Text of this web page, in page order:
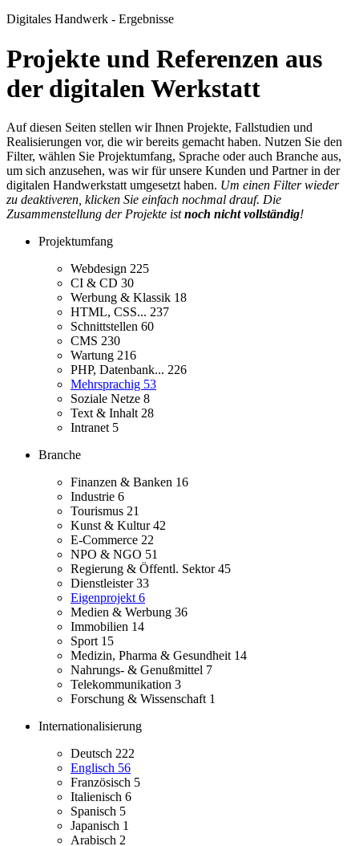
Digitales Handwerk - Ergebnisse
Projekte und Referenzen aus
der digitalen Werkstatt
Auf diesen Seiten stellen wir Ihnen Projekte, Fallstudien und
Realisierungen vor, die wir bereits gemacht haben. Nutzen Sie den
Filter, wählen Sie Projektumfang, Sprache oder auch Branche aus,
um sich anzusehen, was wir für unsere Kunden und Partner in der
digitalen Handwerkstatt umgesetzt haben. Um einen Filter wieder
zu deaktiveren, klicken Sie einfach nochmal drauf. Die
Zusammenstellung der Projekte istnoch nicht vollständig!
Projektumfang
Webdesign 225
CI & CD 30
Werbung & Klassik 18
HTML, CSS... 237
Schnittstellen 60
CMS 230
Wartung 216
PHP, Datenbank... 226
Mehrsprachig 53
Soziale Netze 8
Text & Inhalt 28
Intranet 5
Branche
Finanzen & Banken 16
Industrie 6
Tourismus 21
Kunst & Kultur42
E-Commerce 22
NPO & NGO 51
Regierung & Öffentl. Sektor45
Dienstleister33
Eigenprojekt 6
Medien & Werbung 36
Immobilien 14
Sport 15
Medizin, Pharma & Gesundheit 14
Nahrungs- & Genußmittel 7
Telekommunikation 3
Forschung & Wissenschaft 1
Internationalisierung
Deutsch 222
Englisch 56
Französisch 5
Italienisch 6
Spanisch 5
Japanisch 1
Arabisch 2